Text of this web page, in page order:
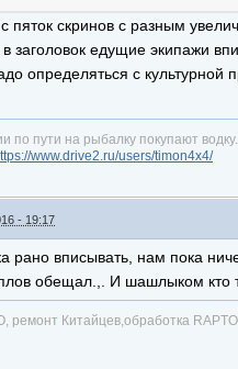
пяток скринов с разным
в заголовок едущие экипажи
определяться с культурной
по пути на рыбалку покупают
www.drive2.ru/users/timon4x4/
- 19:17
рано вписывать, нам пока
обещал.,. И шашлыком кто
ремонт Китайцев,обработка